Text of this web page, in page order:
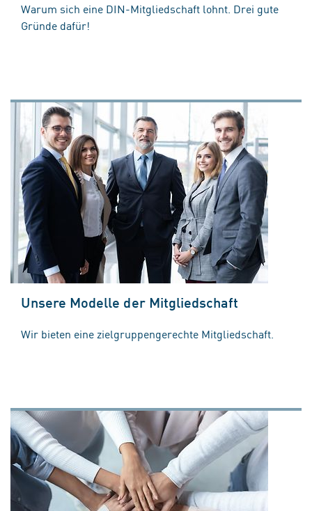
Warum sich eine DIN-Mitgliedschaft lohnt. Drei gute
Gründe dafür!
Unsere Modelle der Mitgliedschaft
Wir bieten eine zielgruppengerechte Mitgliedschaft.